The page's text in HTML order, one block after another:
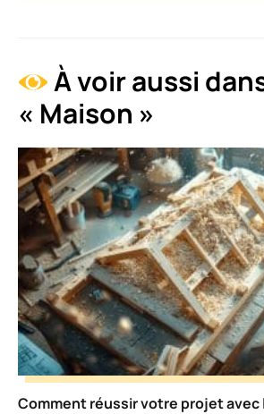
À voir aussi
« Maison »
Comment réussir votre projet avec